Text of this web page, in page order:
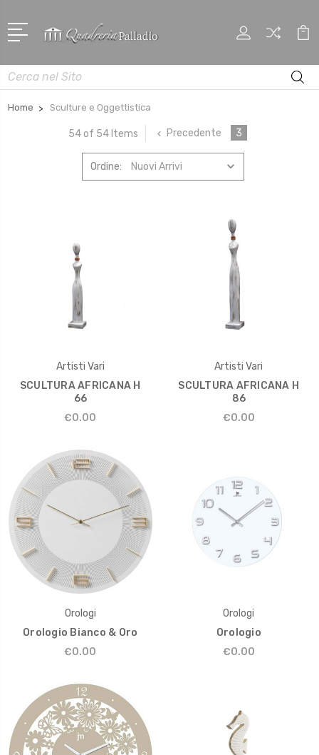
Cerca
Home Sculture e Oggettistica
54 of 54 Items Precedente 3
Ordine:
Artisti Vari
SCULTURA AFRICANA H
66
€0.00
Artisti Vari
SCULTURA AFRICANA H
86
€0.00
Orologi
Orologio Bianco & Oro
€0.00
Orologi
Orologio
€0.00